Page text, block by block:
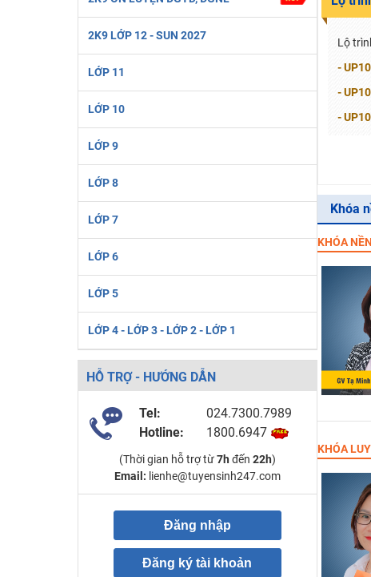
2K6! Lộ Trình Sun 2024 - Ba bước luyện thi TN THPT - ĐH ít
Hot! Lễ hội đồng giá 449K - 499K toàn bộ khoá học tại
Đồng giá khóa học 499K - 399K (13/11-15/11)
Khai giảng các khóa lớp 9 Toán - Lý - Hóa - Văn - Anh năm
Luyện thi vào lớp 10 môn Toán, Văn, Hóa, Anh, Lý với giáo
2K9 LỚP 12 - SUN 2027
LỚP 11
LỚP 10
LỚP 9
LỚP 8
LỚP 7
LỚP 6
LỚP 5
LỚP 4 - LỚP 3 - LỚP 2 - LỚP 1
HỖ TRỢ - HƯỚNG DẪN
Tel:
024.7300.7989
Hotline:
1800.6947
(Thời gian hỗ trợ từ7h đến 22h)
Email: lienhe@tuyensinh247.com
Đăng nhập
Đăng ký tài khoản
Lộ
-
-
-
Khóa
KHÓA
KHÓA